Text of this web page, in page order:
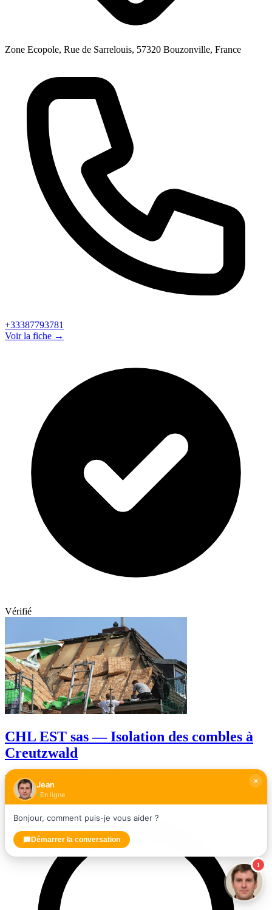
Zone Ecopole, Rue de Sarrelouis, 57320 Bouzonville, France
+33387793781
Voir la fiche →
Vérifié
CHL EST sas — Isolation des combles à
Creutzwald
Entrepreneur spécialisé dans l'isolation
★★★★★ 4,7
1
Jean
En ligne
Bonjour, comment puis-je vous aider ?
Démarrer la conversation